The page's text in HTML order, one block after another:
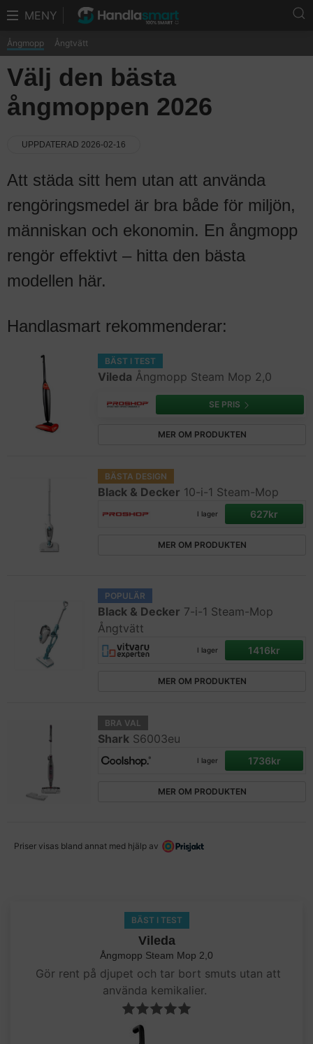
MENY
Ångmopp Ångtvätt
Välj den bästa
ångmoppen 2026
UPPDATERAD 2026-02-16
Att städa sitt hem utan att använda
rengöringsmedel är bra både för miljön,
människan och ekonomin. En ångmopp
rengör effektivt – hitta den bästa
modellen här.
Handlasmart rekommenderar:
BÄST I TEST
Vileda Ångmopp Steam Mop 2,0
SE PRIS
MER OM PRODUKTEN
BÄSTA DESIGN
Black & Decker 10-i-1 Steam-Mop
I lager 627kr
MER OM PRODUKTEN
POPULÄR
Black & Decker 7-i-1 Steam-Mop
Ångtvätt
I lager 1416kr
MER OM PRODUKTEN
BRA VAL
Shark S6003eu
I lager 1736kr
MER OM PRODUKTEN
Priser visas bland annat med hjälp av
BÄST I TEST
Vileda
Ångmopp Steam Mop 2,0
Gör rent på djupet och tar bort smuts utan att
använda kemikalier.